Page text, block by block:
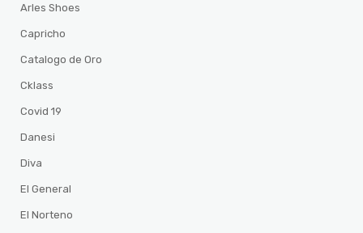
Arles Shoes
Capricho
Catalogo de Oro
Cklass
Covid 19
Danesi
Diva
El General
El Norteno